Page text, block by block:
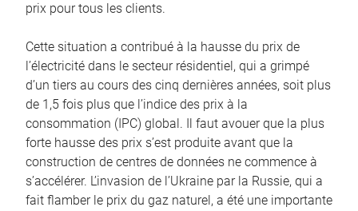
prix pour tous les clients.
Cette situation a contribué à la hausse du prix de
l’électricité dans le secteur résidentiel, qui a grimpé
d’un tiers au cours des cinq dernières années, soit plus
de 1,5 fois plus que l’indice des prix à la
consommation (IPC) global. Il faut avouer que la plus
forte hausse des prix s’est produite avant que la
construction de centres de données ne commence à
s’accélérer. L’invasion de l’Ukraine par la Russie, qui a
fait flamber le prix du gaz naturel, a été une importante